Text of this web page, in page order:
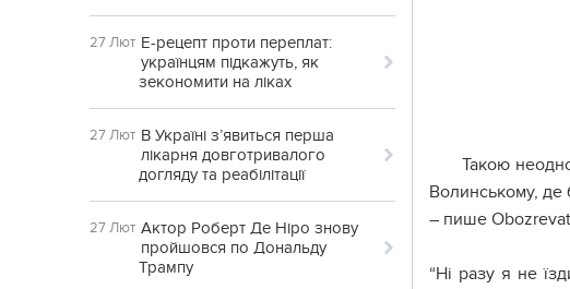
27 Лют Е-рецепт проти переплат:
українцям підкажуть, як
зекономити на ліках
27 Лют В Україні з’явиться перша
лікарня довготривалого
догляду та реабілітації
27 Лют Актор Роберт Де Ніро знову
пройшовся по Дональду
Трампу
Такою
Волинському, де
– пише
“Ні разу я не